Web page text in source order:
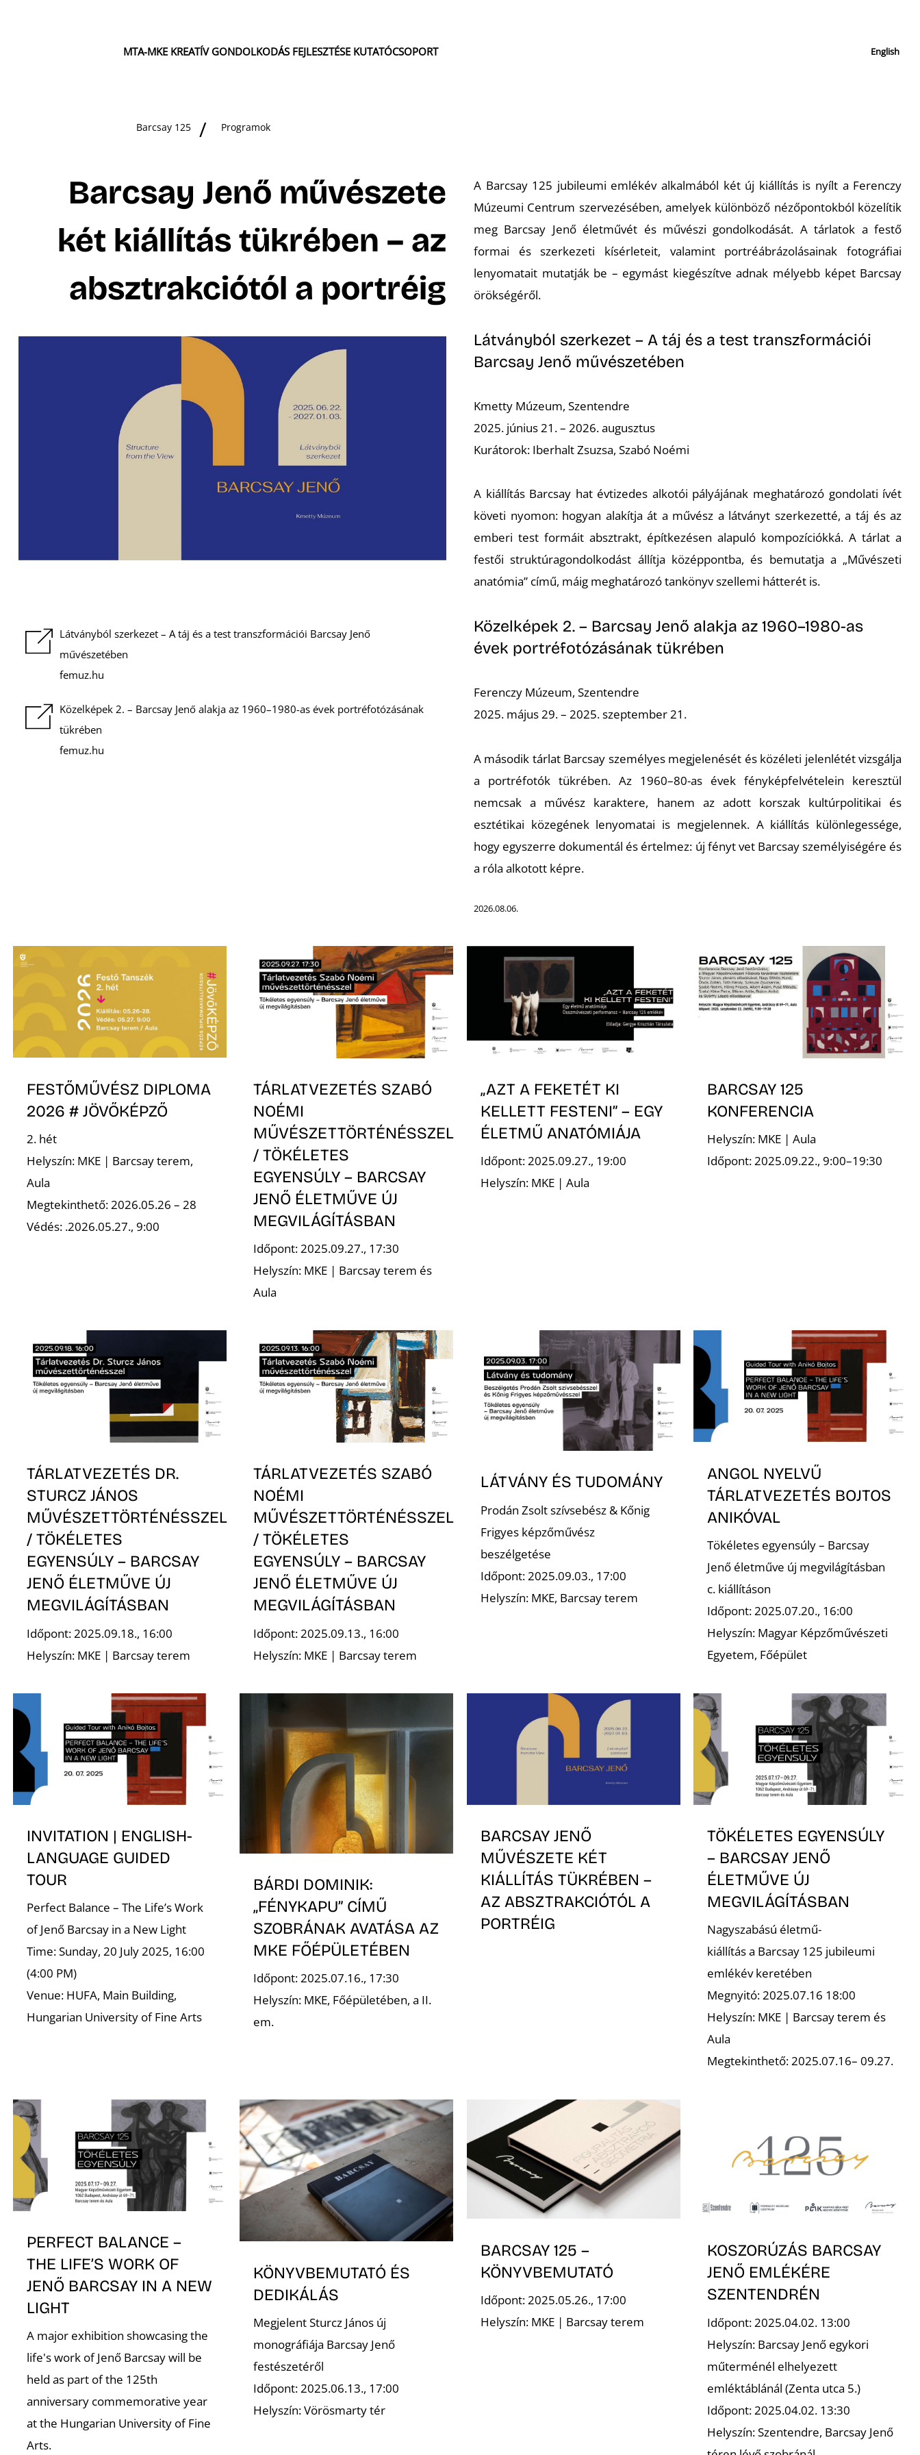
MTA-MKE KREATÍV GONDOLKODÁS FEJLESZTÉSE KUTATÓCSOPORT English
Barcsay 125 Programok
Barcsay Jenő művészete
két kiállítás tükrében – az
absztrakciótól a portréig
Látványból szerkezet – A táj és a test transzformációi Barcsay Jenő
művészetében
femuz.hu
Közelképek 2. – Barcsay Jenő alakja az 1960–1980-as évek portréfotózásának
tükrében
femuz.hu
A Barcsay 125 jubileumi emlékév alkalmából két új kiállítás is nyílt a Ferenczy
Múzeumi Centrum szervezésében, amelyek különböző nézőpontokból közelítik
meg Barcsay Jenő életművét és művészi gondolkodását. A tárlatok a festő
formai és szerkezeti kísérleteit, valamint portréábrázolásainak fotográfiai
lenyomatait mutatják be – egymást kiegészítve adnak mélyebb képet Barcsay
örökségéről.
Látványból szerkezet – A táj és a test transzformációi
Barcsay Jenő művészetében
Kmetty Múzeum, Szentendre
2025. június 21. – 2026. augusztus
Kurátorok: Iberhalt Zsuzsa, Szabó Noémi
A kiállítás Barcsay hat évtizedes alkotói pályájának meghatározó gondolati ívét
követi nyomon: hogyan alakítja át a művész a látványt szerkezetté, a táj és az
emberi test formáit absztrakt, építkezésen alapuló kompozíciókká. A tárlat a
festői struktúragondolkodást állítja középpontba, és bemutatja a „Művészeti
anatómia” című, máig meghatározó tankönyv szellemi hátterét is.
Közelképek 2. – Barcsay Jenő alakja az 1960–1980-as
évek portréfotózásának tükrében
Ferenczy Múzeum, Szentendre
2025. május 29. – 2025. szeptember 21.
A második tárlat Barcsay személyes megjelenését és közéleti jelenlétét vizsgálja
a portréfotók tükrében. Az 1960–80-as évek fényképfelvételein keresztül
nemcsak a művész karaktere, hanem az adott korszak kultúrpolitikai és
esztétikai közegének lenyomatai is megjelennek. A kiállítás különlegessége,
hogy egyszerre dokumentál és értelmez: új fényt vet Barcsay személyiségére és
a róla alkotott képre.
2026.08.06.
FESTŐMŰVÉSZ DIPLOMA
2026 # JÖVŐKÉPZŐ
2. hét
Helyszín: MKE | Barcsay terem,
Aula
Megtekinthető: 2026.05.26 – 28
Védés: .2026.05.27., 9:00
TÁRLATVEZETÉS SZABÓ
NOÉMI
MŰVÉSZETTÖRTÉNÉSSZEL
/ TÖKÉLETES
EGYENSÚLY – BARCSAY
JENŐ ÉLETMŰVE ÚJ
MEGVILÁGÍTÁSBAN
Időpont: 2025.09.27., 17:30
Helyszín: MKE | Barcsay terem és
Aula
„AZT A FEKETÉT KI
KELLETT FESTENI” – EGY
ÉLETMŰ ANATÓMIÁJA
Időpont: 2025.09.27., 19:00
Helyszín: MKE | Aula
BARCSAY 125
KONFERENCIA
Helyszín: MKE | Aula
Időpont: 2025.09.22., 9:00–19:30
TÁRLATVEZETÉS DR.
STURCZ JÁNOS
MŰVÉSZETTÖRTÉNÉSSZEL
/ TÖKÉLETES
EGYENSÚLY – BARCSAY
JENŐ ÉLETMŰVE ÚJ
MEGVILÁGÍTÁSBAN
Időpont: 2025.09.18., 16:00
Helyszín: MKE | Barcsay terem
TÁRLATVEZETÉS SZABÓ
NOÉMI
MŰVÉSZETTÖRTÉNÉSSZEL
/ TÖKÉLETES
EGYENSÚLY – BARCSAY
JENŐ ÉLETMŰVE ÚJ
MEGVILÁGÍTÁSBAN
Időpont: 2025.09.13., 16:00
Helyszín: MKE | Barcsay terem
LÁTVÁNY ÉS TUDOMÁNY
Prodán Zsolt szívsebész & Kőnig
Frigyes képzőművész
beszélgetése
Időpont: 2025.09.03., 17:00
Helyszín: MKE, Barcsay terem
ANGOL NYELVŰ
TÁRLATVEZETÉS BOJTOS
ANIKÓVAL
Tökéletes egyensúly – Barcsay
Jenő életműve új megvilágításban
c. kiállításon
Időpont: 2025.07.20., 16:00
Helyszín: Magyar Képzőművészeti
Egyetem, Főépület
INVITATION | ENGLISH-
LANGUAGE GUIDED
TOUR
Perfect Balance – The Life’s Work
of Jenő Barcsay in a New Light
Time: Sunday, 20 July 2025, 16:00
(4:00 PM)
Venue: HUFA, Main Building,
Hungarian University of Fine Arts
BÁRDI DOMINIK:
„FÉNYKAPU” CÍMŰ
SZOBRÁNAK AVATÁSA AZ
MKE FŐÉPÜLETÉBEN
Időpont: 2025.07.16., 17:30
Helyszín: MKE, Főépületében, a II.
em.
BARCSAY JENŐ
MŰVÉSZETE KÉT
KIÁLLÍTÁS TÜKRÉBEN –
AZ ABSZTRAKCIÓTÓL A
PORTRÉIG
TÖKÉLETES EGYENSÚLY
– BARCSAY JENŐ
ÉLETMŰVE ÚJ
MEGVILÁGÍTÁSBAN
Nagyszabású életmű-
kiállítás a Barcsay 125 jubileumi
emlékév keretében
Megnyitó: 2025.07.16 18:00
Helyszín: MKE | Barcsay terem és
Aula
Megtekinthető: 2025.07.16– 09.27.
PERFECT BALANCE –
THE LIFE’S WORK OF
JENŐ BARCSAY IN A NEW
LIGHT
A major exhibition showcasing the
life's work of Jenő Barcsay will be
held as part of the 125th
anniversary commemorative year
at the Hungarian University of Fine
Arts.
KÖNYVBEMUTATÓ ÉS
DEDIKÁLÁS
Megjelent Sturcz János új
monográfiája Barcsay Jenő
festészetéről
Időpont: 2025.06.13., 17:00
Helyszín: Vörösmarty tér
BARCSAY 125 –
KÖNYVBEMUTATÓ
Időpont: 2025.05.26., 17:00
Helyszín: MKE | Barcsay terem
KOSZORÚZÁS BARCSAY
JENŐ EMLÉKÉRE
SZENTENDRÉN
Időpont: 2025.04.02. 13:00
Helyszín: Barcsay Jenő egykori
műterménél elhelyezett
emléktáblánál (Zenta utca 5.)
Időpont: 2025.04.02. 13:30
Helyszín: Szentendre, Barcsay Jenő